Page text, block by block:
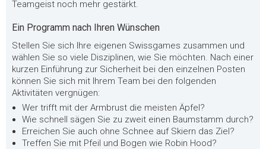
Teamgeist noch mehr gestärkt.
Ein Programm nach Ihren Wünschen
Stellen Sie sich Ihre eigenen Swissgames zusammen und
wählen Sie so viele Disziplinen, wie Sie möchten. Nach einer
kurzen Einführung zur Sicherheit bei den einzelnen Posten
können Sie sich mit Ihrem Team bei den folgenden
Aktivitäten vergnügen:
Wer trifft mit der Armbrust die meisten Äpfel?
Wie schnell sägen Sie zu zweit einen Baumstamm durch?
Erreichen Sie auch ohne Schnee auf Skiern das Ziel?
Treffen Sie mit Pfeil und Bogen wie Robin Hood?